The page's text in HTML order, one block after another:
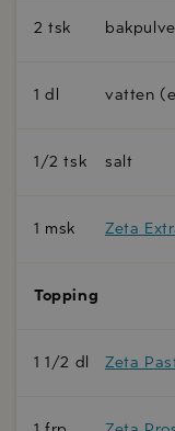
2 tsk
1 dl vatten
1/2 tsk salt
1 msk Zeta
Topping
1 1/2 dl Zeta